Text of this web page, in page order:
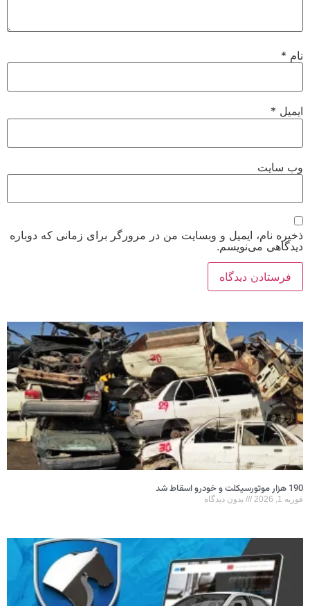
نام*
ایمیل*
وب‌ سایت
ذخیره نام، ایمیل و وبسایت من در مرورگر برای زمانی که دوباره
دیدگاهی می‌نویسم.
190 هزار موتورسیکلت و خودرو اسقاط شد
فوریه 1, 2026 بدون دیدگاه